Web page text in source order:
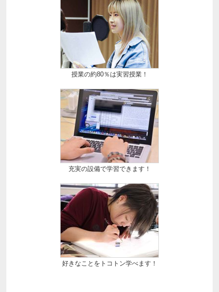
授業の約80％は実習授業！
充実の設備で学習できます！
好きなことをトコトン学べます！